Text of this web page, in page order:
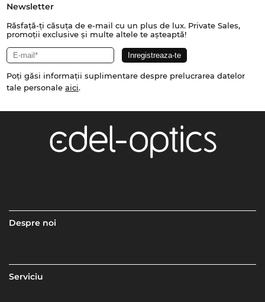
Newsletter
Răsfață-ți căsuța de e-mail cu un plus de lux. Private Sales,
promoții exclusive și multe altele te așteaptă!
Poți găsi informații suplimentare despre prelucrarea datelor
tale personale aici.
Despre noi
Serviciu